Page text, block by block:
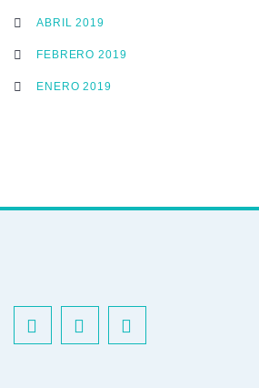
ABRIL 2019
FEBRERO 2019
ENERO 2019